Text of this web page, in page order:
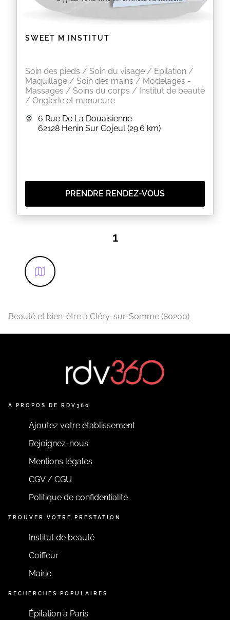
SWEET M INSTITUT
Soin des pieds / Soin du visage / Epilation /
Maquillage / Soin des mains / Modelages -
Massages / Soins du corps / Institut de beauté
/ Onglerie et manucure
6 Rue De La Douaisienne
62128 Henin Sur Cojeul (29.6 km)
PRENDRE RENDEZ-VOUS
1
Beauté et bien-être à Cléry-sur-Somme (80200)
A PROPOS DE RDV360
Ajoutez votre établissement
Rejoignez-nous
Mentions légales
CGV / CGU
Politique de confidentialité
TROUVER VOTRE PRESTATION
Institut de beauté
Coiffeur
Mairie
RECHERCHES POPULAIRES
Épilation à Paris